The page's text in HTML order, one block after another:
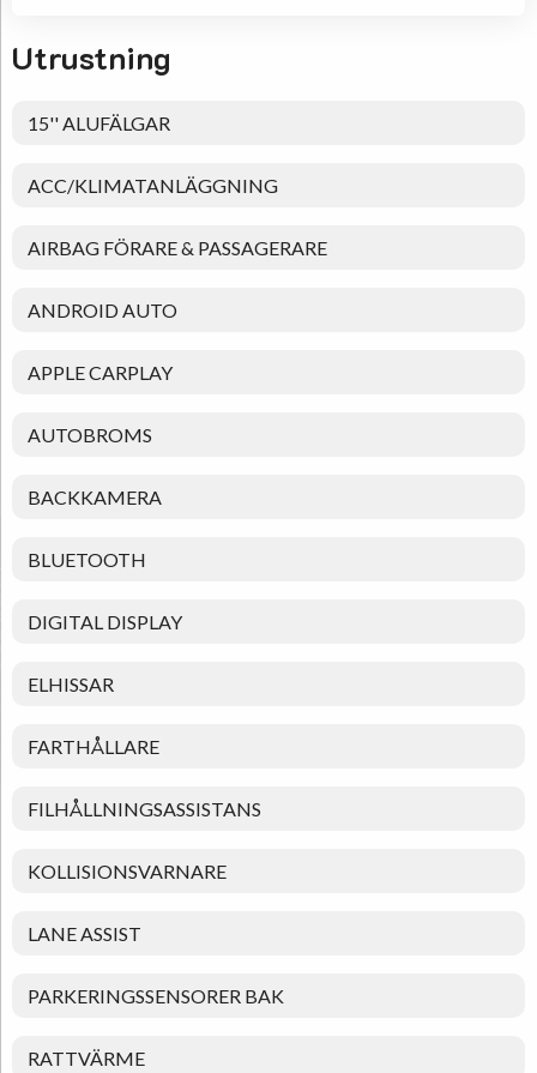
Utrustning
15'' ALUFÄLGAR
ACC/KLIMATANLÄGGNING
AIRBAG FÖRARE & PASSAGERARE
ANDROID AUTO
APPLE CARPLAY
AUTOBROMS
BACKKAMERA
BLUETOOTH
DIGITAL DISPLAY
ELHISSAR
FARTHÅLLARE
FILHÅLLNINGSASSISTANS
KOLLISIONSVARNARE
LANE ASSIST
PARKERINGSSENSORER BAK
RATTVÄRME